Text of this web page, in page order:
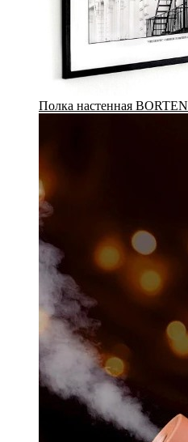
Полка настенная BORTEN